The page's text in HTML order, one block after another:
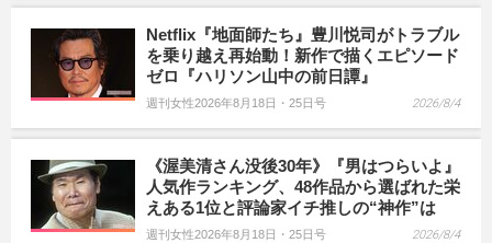
Netflix『地面師たち』豊川悦司がトラブル
を乗り越え再始動！新作で描くエピソード
ゼロ『ハリソン山中の前日譚』
週刊女性2026年8月18日・25日号 2026/8/4
《渥美清さん没後30年》『男はつらいよ』
人気作ランキング、48作品から選ばれた栄
えある1位と評論家イチ推しの“神作”は
週刊女性2026年8月18日・25日号 2026/8/4